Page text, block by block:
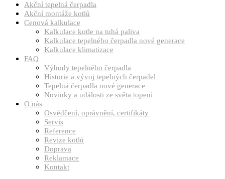
Akční tepelná čerpadla
Akční montáže kotlů
Cenová kalkulace
Kalkulace kotle na tuhá paliva
Kalkulace tepelného čerpadla nové generace
Kalkulace klimatizace
FAQ
Výhody tepelného čerpadla
Historie a vývoj tepelných čerpadel
Tepelná čerpadla nové generace
Novinky a události ze světa topení
O nás
Osvědčení, oprávnění, certifikáty
Servis
Reference
Revize kotlů
Doprava
Reklamace
Kontakt